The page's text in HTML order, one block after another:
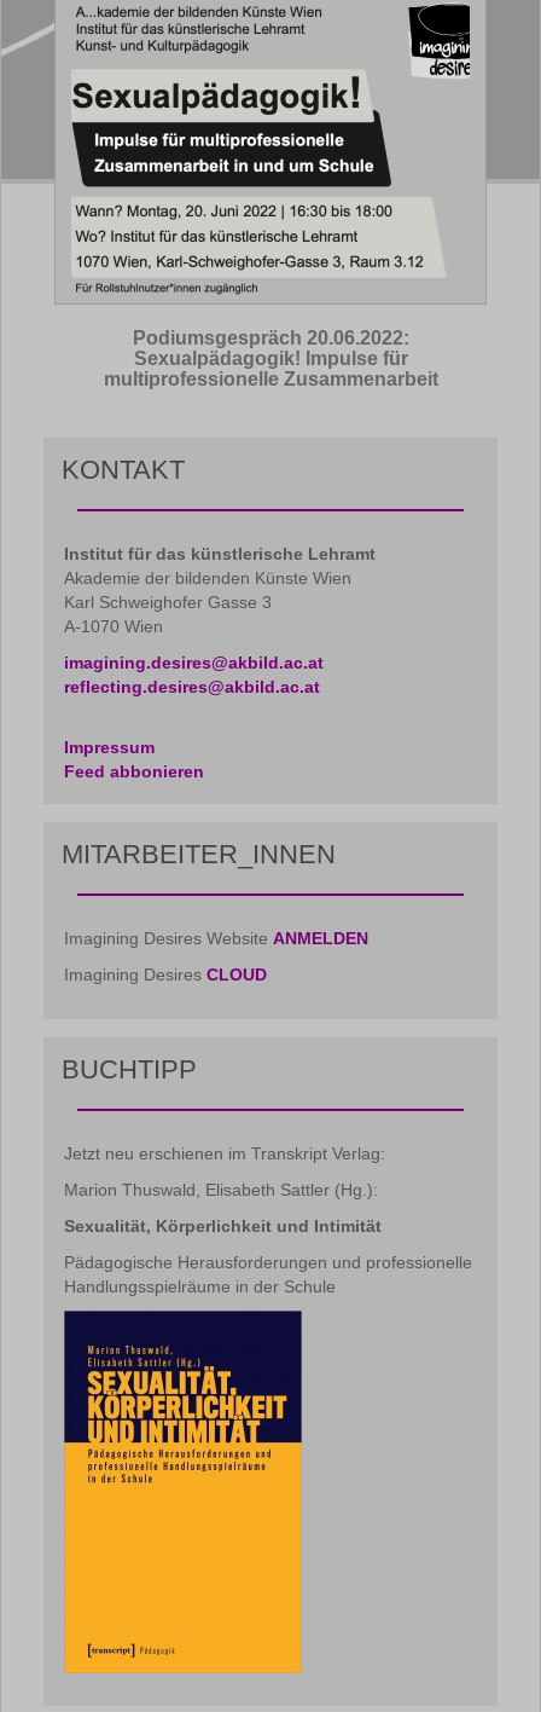
Podiumsgespräch 20.06.2022:
Sexualpädagogik! Impulse für
multiprofessionelle Zusammenarbeit
KONTAKT
Institut für das künstlerische Lehramt
Akademie der bildenden Künste Wien
Karl Schweighofer Gasse 3
A-1070 Wien
imagining.desires@akbild.ac.at
reflecting.desires@akbild.ac.at
Impressum
Feed abbonieren
MITARBEITER_INNEN
Imagining Desires Website ANMELDEN
Imagining Desires CLOUD
BUCHTIPP
Jetzt neu erschienen im Transkript Verlag:
Marion Thuswald, Elisabeth Sattler (Hg.):
Sexualität, Körperlichkeit und Intimität
Pädagogische Herausforderungen und professionelle
Handlungsspielräume in der Schule